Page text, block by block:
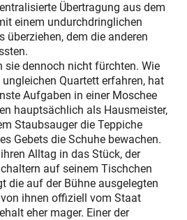
Übertragung aus dem
einem undurchdringlichen
überziehen, dem die anderen
sie dennoch nicht fürchten. Wie
Quartett erfahren, hat
Aufgaben in einer Moschee
hauptsächlich als Hausmeister,
Staubsauger die Teppiche
Gebets die Schuhe bewachen.
Alltag in das Stück, der
auf seinem Tischchen
die auf der Bühne ausgelegten
ihnen offiziell vom Staat
eher mager. Einer der